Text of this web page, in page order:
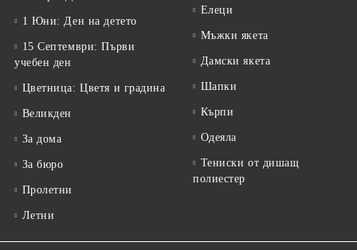
1 Юни: Ден на детето
15 Септември: Първи
учебен ден
Цветница: Цветя и градина
Великден
За дома
За бюро
Пролетни
Летни
Елеци
Мъжки якета
Дамски якета
Шапки
Кърпи
Одеяла
Тениски от дишащ
полиестер